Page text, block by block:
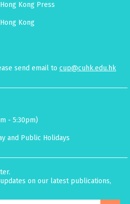
Kong Press
Kong
send email to cup@cuhk.edu.hk
- 5:30pm)
and Public Holidays
on our latest publications,